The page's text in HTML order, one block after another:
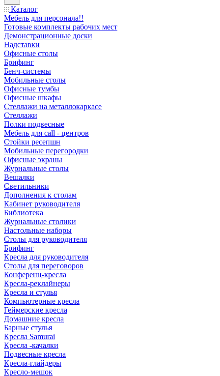
Каталог
Мебель для персонала!!
Готовые комплекты рабочих мест
Демонстрационные доски
Надставки
Офисные столы
Брифинг
Бенч-системы
Мобильные столы
Офисные тумбы
Офисные шкафы
Стеллажи на металлокаркасе
Стеллажи
Полки подвесные
Мебель для call - центров
Стойки ресепшн
Мобильные перегородки
Офисные экраны
Журнальные столы
Вешалки
Светильники
Дополнения к столам
Кабинет руководителя
Библиотека
Журнальные столики
Настольные наборы
Столы для руководителя
Брифинг
Кресла для руководителя
Столы для переговоров
Конференц-кресла
Кресла-реклайнеры
Кресла и стулья
Компьютерные кресла
Геймерские кресла
Домашние кресла
Барные стулья
Кресла Samurai
Кресла -качалки
Подвесные кресла
Кресла-глайдеры
Кресло-мешок